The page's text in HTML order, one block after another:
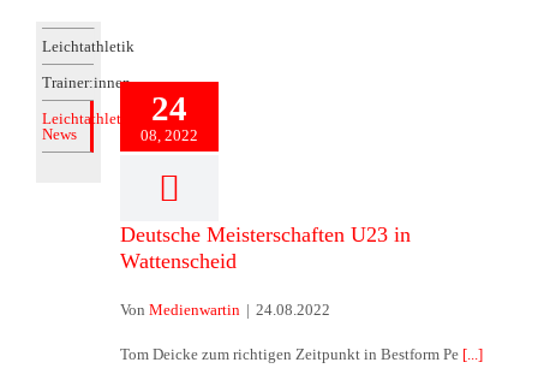
24
08, 2022
Wattenscheid
Deutsche Meisterschaften U23 in
Wattenscheid
Von Medienwartin | 24.08.2022
Tom Deicke zum richtigen Zeitpunkt in Bestform Pe[...]
Leichtathletik
Trainer:innen
Leichtathletik-
News